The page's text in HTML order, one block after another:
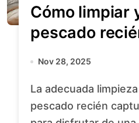
Cómo limpiar
pescado
Nov 28, 2025
La adecuada limpieza y preparación del
pescado recién